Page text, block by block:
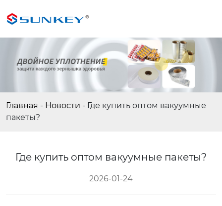
Главная - Новости - Где купить оптом вакуумные
пакеты?
Где купить оптом вакуумные пакеты?
2026-01-24